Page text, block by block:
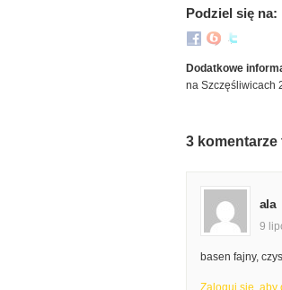
Podziel się na:
Dodatkowe
na Szczęśliwicach
3 komentarze
ala
9
basen fajny,
Zaloguj się, aby